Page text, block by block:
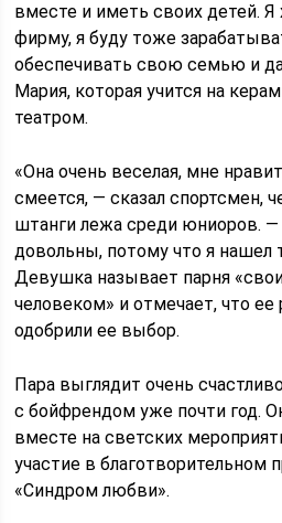
вместе и иметь своих детей.
фирму, я буду тоже
обеспечивать свою семью и
Мария, которая учится на
театром.
«Она очень веселая, мне
смеется, — сказал спортсмен,
штанги лежа среди юниоров.
довольны, потому что я нашел
Девушка называет парня
человеком» и отмечает, что
одобрили ее выбор.
Пара выглядит очень
с бойфрендом уже почти год.
вместе на светских
участие в благотворительном
«Синдром любви».